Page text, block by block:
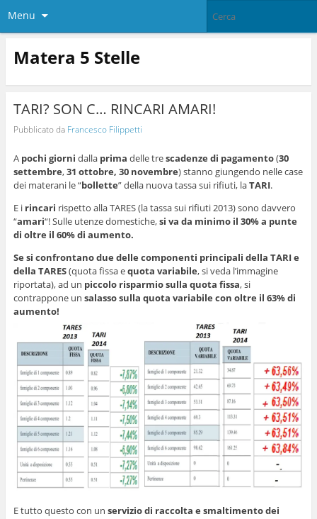
Menu
Matera 5 Stelle
TARI? SON C… RINCARI AMARI!
Pubblicato da Francesco Filippetti
Apochi giorni dallaprima delle trescadenze di pagamento(30
settembre,31 ottobre, 30 novembre) stanno giungendo nelle case
dei materani le “bollette” della nuova tassa sui rifiuti, laTARI.
E i rincari rispetto alla TARES (la tassa sui rifiuti 2013) sono davvero
“amari“! Sulle utenze domestiche,si va da minimo il 30% a punte
di oltre il 60% di aumento.
Se si confrontano due delle componenti principali della TARI e
della TARES(quota fissa equota variabile, si veda l’immagine
riportata), ad un piccolo risparmio sulla quota fissa, si
contrappone un salasso sulla quota variabile con oltre il 63% di
aumento!
E tutto questo con un servizio di raccolta e smaltimento dei